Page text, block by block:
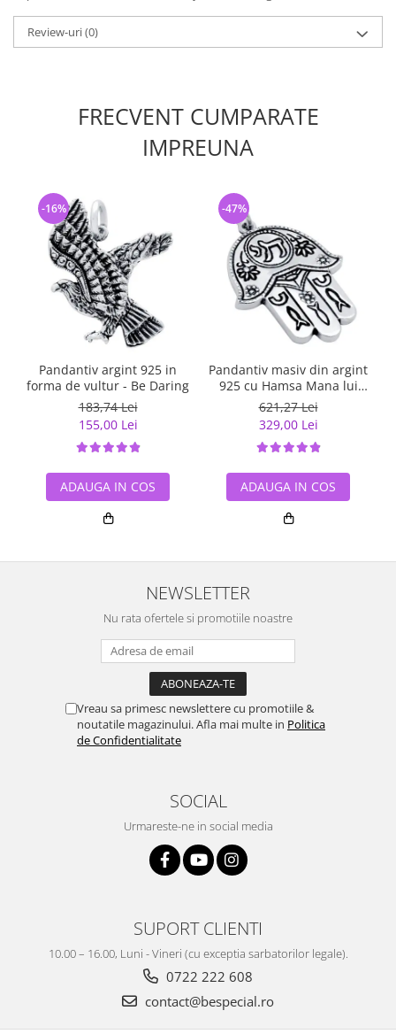
Review-uri(0)
FRECVENT CUMPARATE
IMPREUNA
Pandantiv argint 925 in
forma de vultur - Be Daring
183,74 Lei
155,00 Lei
-16%
ADAUGA IN COS
Pandantiv masiv din argint
925 cu Hamsa Mana lui
Fatima
621,27 Lei
329,00 Lei
-47%
ADAUGA IN COS
NEWSLETTER
Nu rata ofertele si promotiile noastre
Vreau sa primesc newslettere cu promotiile &
noutatile magazinului. Afla mai multe in Politica
de Confidentialitate
SOCIAL
Urmareste-ne in social media
SUPORT CLIENTI
10.00 – 16.00, Luni - Vineri (cu exceptia sarbatorilor legale).
0722 222 608
contact@bespecial.ro